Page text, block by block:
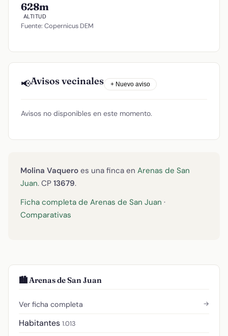
628m
ALTITUD
Fuente: Copernicus DEM
📢Avisos vecinales + Nuevo aviso
Avisos no disponibles en este momento.
Molina Vaquero es una finca en Arenas de San
Juan. CP 13679.
Ficha completa de Arenas de San Juan ·
Comparativas
🏙️ Arenas de San Juan
Ver ficha completa →
Habitantes 1.013